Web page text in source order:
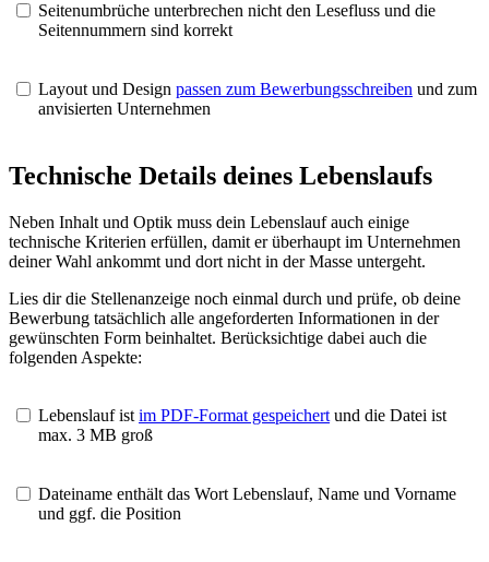
Seitenumbrüche unterbrechen nicht den Lesefluss und die
Seitennummern sind korrekt
Layout und Design passen zum Bewerbungsschreiben und zum
anvisierten Unternehmen
Technische Details deines Lebenslaufs
Neben Inhalt und Optik muss dein Lebenslauf auch einige
technische Kriterien erfüllen, damit er überhaupt im Unternehmen
deiner Wahl ankommt und dort nicht in der Masse untergeht.
Lies dir die Stellenanzeige noch einmal durch und prüfe, ob deine
Bewerbung tatsächlich alle angeforderten Informationen in der
gewünschten Form beinhaltet. Berücksichtige dabei auch die
folgenden Aspekte:
Lebenslauf ist im PDF-Format gespeichert und die Datei ist
max. 3 MB groß
Dateiname enthält das Wort Lebenslauf, Name und Vorname
und ggf. die Position